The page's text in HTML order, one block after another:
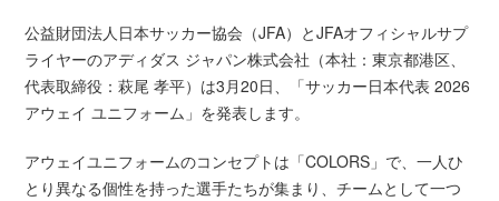
公益財団法人日本サッカー協会（JFA）とJFAオフィシャルサプ
ライヤーのアディダス ジャパン株式会社（本社：東京都港区、
代表取締役：萩尾 孝平）は3月20日、「サッカー日本代表 2026
アウェイ ユニフォーム」を発表します。
アウェイユニフォームのコンセプトは「COLORS」で、一人ひ
とり異なる個性を持った選手たちが集まり、チームとして一つ